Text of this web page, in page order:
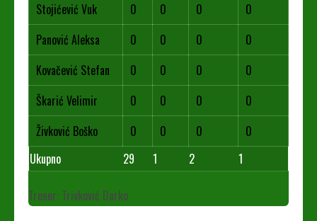
Stojićević Vuk
0 0 0
0
Panović Aleksa
0 0 0
0
Kovačević Stefan
0 0 0
0
Škarić Velimir
0 0 0
0
Živković Boško
0 0 0
0
Ukupno
29 1 2 1
Trener: Trivković Darko